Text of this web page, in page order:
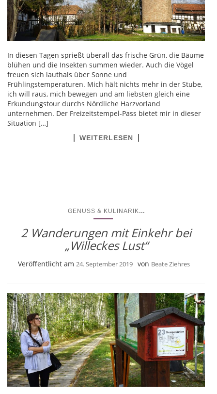
In diesen Tagen sprießt überall das frische Grün, die Bäume
blühen und die Insekten summen wieder. Auch die Vögel
freuen sich lauthals über Sonne und
Frühlingstemperaturen. Mich hält nichts mehr in der Stube,
ich will raus, mich bewegen und am liebsten gleich eine
Erkundungstour durchs Nördliche Harzvorland
unternehmen. Der Freizeitstempel-Pass bietet mir in dieser
Situation […]
WEITERLESEN
GENUSS & KULINARIK...
2 Wanderungen mit Einkehr bei
„Willeckes Lust“
Veröffentlicht am 24. September 2019 von Beate Ziehres